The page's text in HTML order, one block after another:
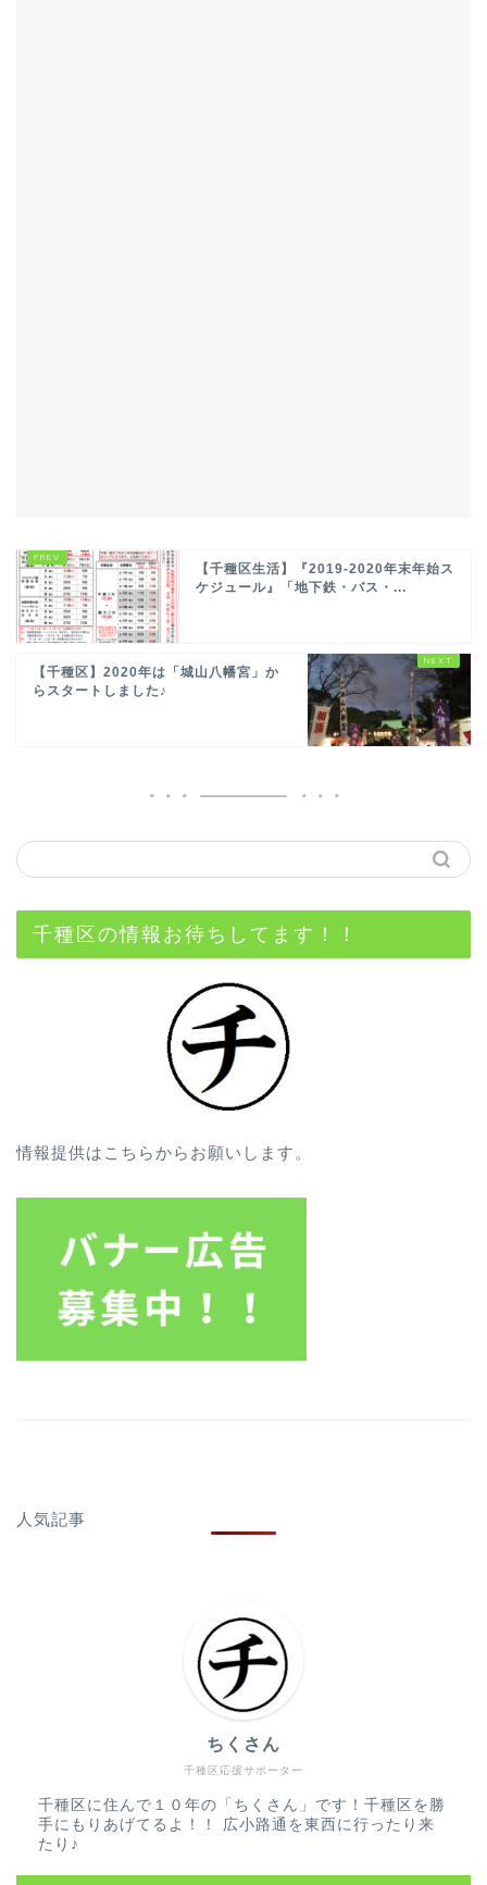
【千種区生活】『2019-2020年末年始ス
ケジュール』「地下鉄・バス・...
【千種区】2020年は「城山八幡宮」か
らスタートしました♪
千種区の情報お待ちしてます！！
情報提供はこちらからお願いします。
人気記事
千種区応援サポーター
ちくさん
千種区に住んで１０年の「ちくさん」です！千種区を勝
手にもりあげてるよ！！ 広小路通を東西に行ったり来
たり♪